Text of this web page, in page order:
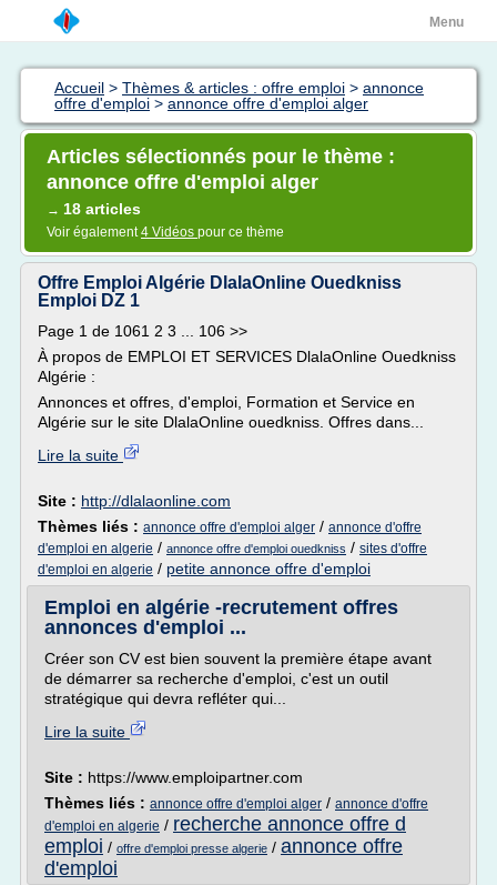
Menu
Accueil > Thèmes & articles : offre emploi > annonce
offre d'emploi > annonce offre d'emploi alger
Articles sélectionnés pour le thème :
annonce offre d'emploi alger
→ 18 articles
Voir également4 Vidéos pour ce thème
Offre Emploi Algérie DlalaOnline Ouedkniss
Emploi DZ 1
Page 1 de 1061 2 3 ... 106 >>
À propos de EMPLOI ET SERVICES DlalaOnline Ouedkniss
Algérie :
Annonces et offres, d'emploi, Formation et Service en
Algérie sur le site DlalaOnline ouedkniss. Offres dans...
Lire la suite
Site : http://dlalaonline.com
Thèmes liés : annonce offre d'emploi alger / annonce d'offre
d'emploi en algerie / annonce offre d'emploi ouedkniss / sites d'offre
d'emploi en algerie / petite annonce offre d'emploi
Emploi en algérie -recrutement offres
annonces d'emploi ...
Créer son CV est bien souvent la première étape avant
de démarrer sa recherche d'emploi, c'est un outil
stratégique qui devra refléter qui...
Lire la suite
Site : https://www.emploipartner.com
Thèmes liés : annonce offre d'emploi alger / annonce d'offre
d'emploi en algerie / recherche annonce offre d
emploi / offre d'emploi presse algerie / annonce offre
d'emploi